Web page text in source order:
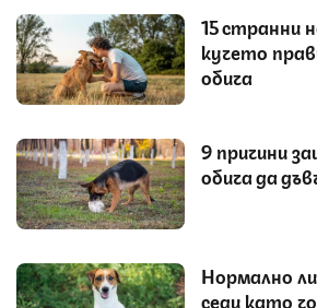
15 странни
кучето
обича
9 причини
обича да
Нормално
седи като